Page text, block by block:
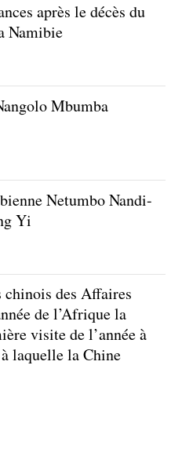
après le décès du
Namibie
Mbumba
Netumbo Nandi-
Yi
des Affaires
de l’Afrique la
visite de l’année à
laquelle la Chine